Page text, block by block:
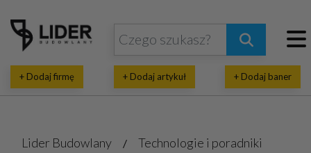
+ Dodaj firmę + Dodaj artykuł + Dodaj baner
Lider Budowlany
Technologie i poradniki